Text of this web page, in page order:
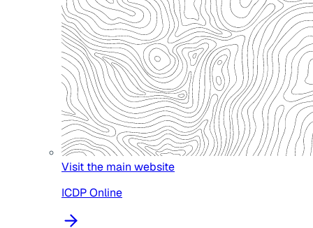
Visit the main website
ICDP Online